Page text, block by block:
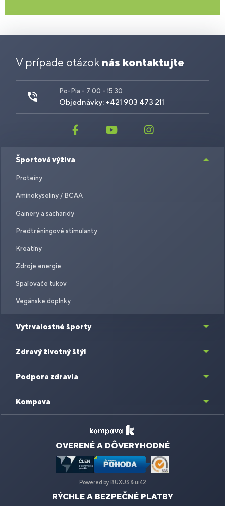
V prípade otázok nás kontaktujte
Po-Pia - 7:00 - 15:30
Objednávky: +421 903 473 211
Športová výživa
Proteíny
Aminokyseliny / BCAA
Gainery a sacharidy
Predtréningové stimulanty
Kreatíny
Zdroje energie
Spaľovače tukov
Vegánske doplnky
Vytrvalostné športy
Zdravý životný štýl
Podpora zdravia
Kompava
OVERENÉ A DÔVERYHODNÉ
Powered by BUXUS& ui42
RÝCHLE A BEZPEČNÉ PLATBY